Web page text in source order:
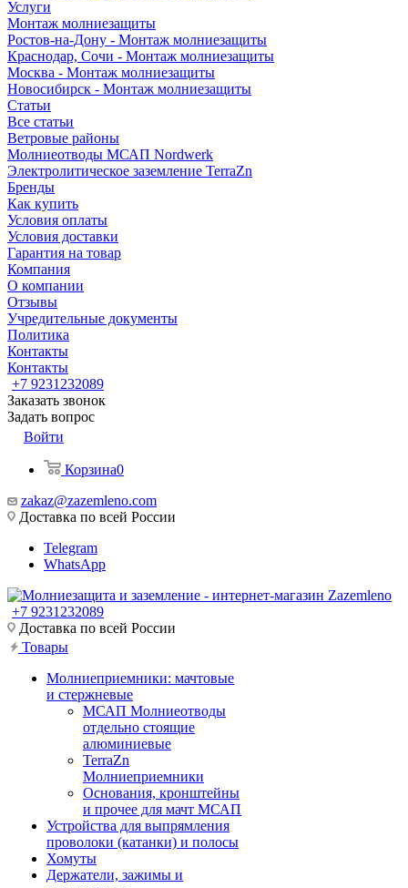
Услуги
Монтаж молниезащиты
Ростов-на-Дону - Монтаж молниезащиты
Краснодар, Сочи - Монтаж молниезащиты
Москва - Монтаж молниезащиты
Новосибирск - Монтаж молниезащиты
Статьи
Все статьи
Ветровые районы
Молниеотводы МСАП Nordwerk
Электролитическое заземление TerraZn
Бренды
Как купить
Условия оплаты
Условия доставки
Гарантия на товар
Компания
О компании
Отзывы
Учредительные документы
Политика
Контакты
Контакты
+7 9231232089
Заказать звонок
Задать вопрос
Войти
Корзина0
zakaz@zazemleno.com
Доставка по всей России
Telegram
WhatsApp
+7 9231232089
Доставка по всей России
Товары
Молниеприемники: мачтовые
и стержневые
МСАП Молниеотводы
отдельно стоящие
алюминиевые
TerraZn
Молниеприемники
Основания, кронштейны
и прочее для мачт МСАП
Устройства для выпрямления
проволоки (катанки) и полосы
Хомуты
Держатели, зажимы и